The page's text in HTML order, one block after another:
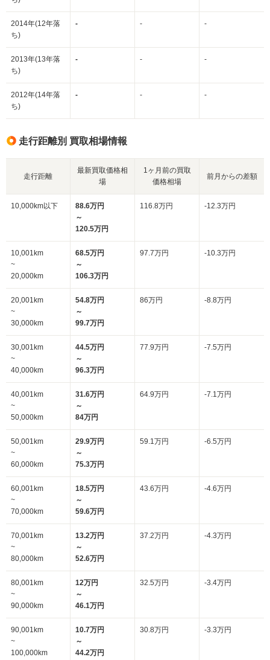
2014年(12年落
ち)
- - -
2013年(13年落
ち)
- - -
2012年(14年落
ち)
- - -
走行距離別 買取相場情報
走行距離
最新買取価格相
場
1ヶ月前の買取
価格相場
前月からの差額
10,000km以下
88.6万円
～
120.5万円
116.8万円 -12.3万円
10,001km
~
20,000km
68.5万円
～
106.3万円
97.7万円 -10.3万円
20,001km
~
30,000km
54.8万円
～
99.7万円
86万円 -8.8万円
30,001km
~
40,000km
44.5万円
～
96.3万円
77.9万円 -7.5万円
40,001km
~
50,000km
31.6万円
～
84万円
64.9万円 -7.1万円
50,001km
~
60,000km
29.9万円
～
75.3万円
59.1万円 -6.5万円
60,001km
~
70,000km
18.5万円
～
59.6万円
43.6万円 -4.6万円
70,001km
~
80,000km
13.2万円
～
52.6万円
37.2万円 -4.3万円
80,001km
~
90,000km
12万円
～
46.1万円
32.5万円 -3.4万円
90,001km
~
100,000km
10.7万円
～
44.2万円
30.8万円 -3.3万円